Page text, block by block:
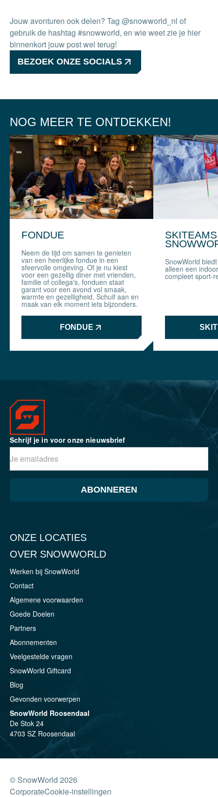
Jouw avonturen ook delen? Tag @snowworld_nl of
gebruik de hashtag #snowworld, en wie weet zie je hier
binnenkort jouw post wel terug!
BEZOEK ONZE SOCIALS
NOG MEER TE ONTDEKKEN!
FONDUE
Neem de tijd om samen te genieten
van een heerlijke fondue in een
sfeervolle omgeving. Of je nu kiest
voor een gezellig diner met vrienden,
familie of collega's, fonduen staat
garant voor een avond vol smaak,
warmte en gezelligheid. Schuif aan en
maak van elk moment iets bijzonders.
FONDUE
SnowWorld
alleen een
compleet sport-
Schrijf je in voor onze nieuwsbrief
ABONNEREN
ONZE LOCATIES
OVER SNOWWORLD
Werken bij SnowWorld
Contact
Algemene voorwaarden
Goede Doelen
Partners
Abonnementen
Veelgestelde vragen
SnowWorld Giftcard
Blog
Gevonden voorwerpen
SnowWorld Roosendaal
De Stok 24
4703 SZ Roosendaal
© SnowWorld 2026
CorporateCookie-instellingen